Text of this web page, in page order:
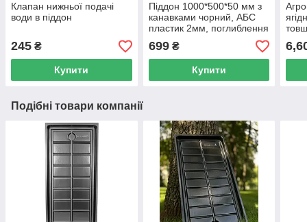
Клапан нижньої подачі
води в піддон
245 ₴
Купити
Піддон 1000*500*50 мм з
канавками чорний, АБС
пластик 2мм, поглиблення
для зливу
699₴
Купити
Подібні товари компанії